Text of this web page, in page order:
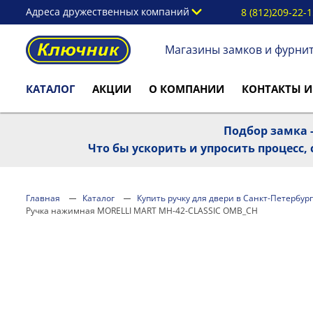
Адреса дружественных компаний 8 (812)209-22-
Магазины замков и
КАТАЛОГ АКЦИИ О КОМПАНИИ КОНТАКТЫ И
Подбор замка
Что бы ускорить и упросить
Главная Каталог
Купить ручку для двери в Санкт-
Ручка нажимная MORELLI MART MH-42-CLASSIC OMB_CH